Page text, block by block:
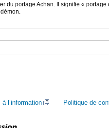
du portage Achan. Il signifie «
l’information Politique de